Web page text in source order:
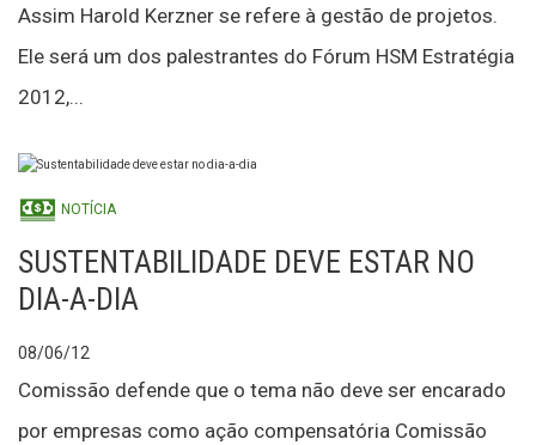
Assim Harold Kerzner se refere à gestão de projetos.
Ele será um dos palestrantes do Fórum HSM Estratégia
2012,...
NOTÍCIA
SUSTENTABILIDADE DEVE ESTAR NO
DIA-A-DIA
08/06/12
Comissão defende que o tema não deve ser encarado
por empresas como ação compensatória Comissão